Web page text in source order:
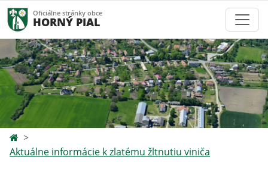
Oficiálne stránky obce
HORNÝ PIAL
Aktuálne informácie k zlatému žltnutiu viniča